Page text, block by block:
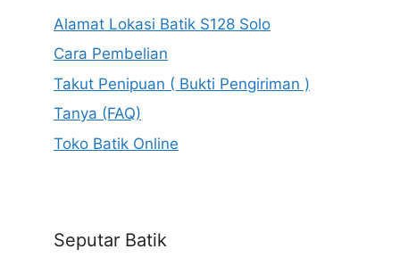
Alamat Lokasi Batik S128 Solo
Cara Pembelian
Takut Penipuan ( Bukti Pengiriman )
Tanya (FAQ)
Toko Batik Online
Seputar Batik